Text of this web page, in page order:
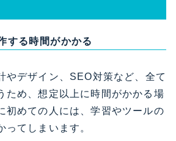
する時間がかかる
やデザイン、SEO対策など、全て
ため、想定以上に時間がかかる場
初めての人には、学習やツールの
ってしまいます。